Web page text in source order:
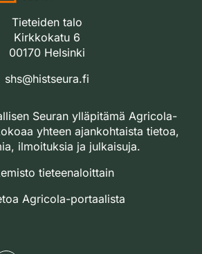
Tieteiden talo
Kirkkokatu 6
00170 Helsinki
shs@histseura.fi
Seuran ylläpitämä Agricola-
yhteen ajankohtaista tietoa,
ilmoituksia ja julkaisuja.
tieteenaloittain
Agricola-portaalista